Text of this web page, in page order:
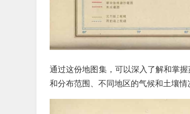
通过这份地图集，可以深入了解和掌
和分布范围、不同地区的气候和土壤情